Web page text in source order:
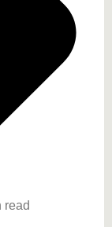
read